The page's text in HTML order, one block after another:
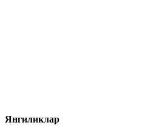
Янгиликлар